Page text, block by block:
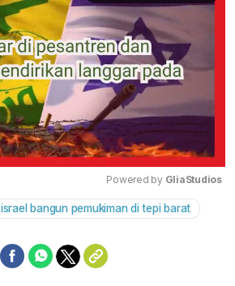
Mute
Powered by GliaStudios
israel bangun pemukiman di tepi barat